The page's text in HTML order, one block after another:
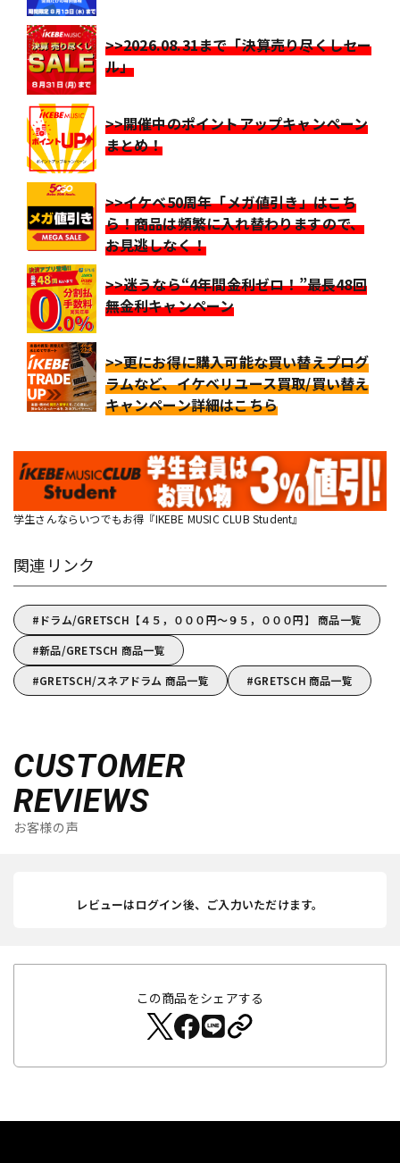
>>2026.08.31まで「決算売り尽くしセー
ル」
>>開催中のポイントアップキャンペーン
まとめ！
>>イケベ50周年「メガ値引き」はこち
ら！商品は頻繁に入れ替わりますので、
お見逃しなく！
>>迷うなら“4年間金利ゼロ！”最長48回
無金利キャンペーン
>>更にお得に購入可能な買い替えプログ
ラムなど、イケベリユース買取/買い替え
キャンペーン詳細はこちら
学生さんならいつでもお得『IKEBE MUSIC CLUB Student』
関連リンク
ドラム/GRETSCH【４５，０００円～９５，０００円】 商品一覧
新品/GRETSCH 商品一覧
GRETSCH/スネアドラム 商品一覧
GRETSCH 商品一覧
CUSTOMER
REVIEWS
お客様の声
レビューはログイン後、ご入力いただけます。
この商品をシェアする